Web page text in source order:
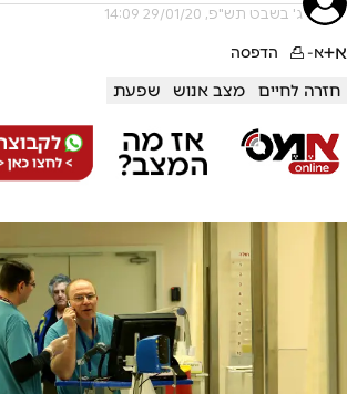
ג' בשבט תש"פ, 29/01/20 14:09
א+א- הדפסה
חזרה לחיים מצב אנוש שפעת